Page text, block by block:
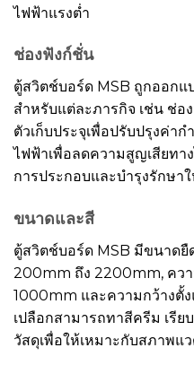
ไฟฟ้าแรงต่ำ
ช่องฟังก์ชั่น
ตู้สวิตช์บอร์ด MSB ถูกออก
สำหรับแต่ละภารกิจ เช่น ช่อ
ตัวเก็บประจุเพื่อปรับปรุงค่า
ไฟฟ้าเพื่อลดความสูญเสียทา
การประกอบและบำรุงรักษา
ขนาดและสี
ตู้สวิตช์บอร์ด MSB มีขนาด
200mm ถึง 2200mm, คว
1000mm และความกว้างตั้
เปลือกสามารถทาสีครีม เรีย
วัสดุเพื่อให้เหมาะกับสภาพแ